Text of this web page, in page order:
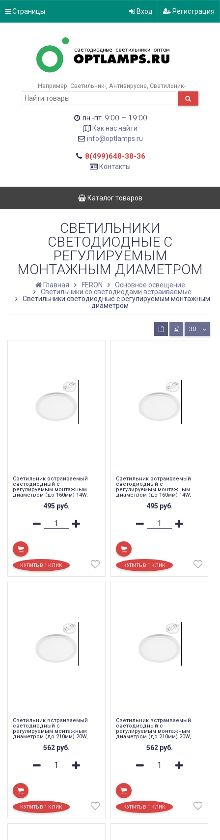
Страницы Вход Регистрация
Например: Светильник- Антивирусна Светильник-
пн.-пт. 9:00 – 19:00
Как нас найти
info@optlamps.ru
8(499)648-38-36
Контакты
Каталог товаров
СВЕТИЛЬНИКИ
СВЕТОДИОДНЫЕ С
РЕГУЛИРУЕМЫМ
МОНТАЖНЫМ ДИАМЕТРОМ
Главная FERON
Основное освещение
Светильники со светодиодами встраиваемые
Светильники светодиодные с регулируемым монтажным
диаметром
30
Светильник встраиваемый
светодиодный с
регулируемым монтажным
диаметром (до 160мм) 14W,
495 руб.
Светильник встраиваемый
светодиодный с
регулируемым монтажным
диаметром (до 160мм) 14W,
495 руб.
Светильник встраиваемый
светодиодный с
регулируемым монтажным
диаметром (до 210мм) 20W,
562 руб.
Светильник встраиваемый
светодиодный с
регулируемым монтажным
диаметром (до 210мм) 20W,
562 руб.